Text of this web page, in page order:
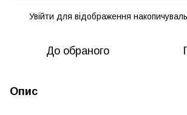
Увійти для відображення
До обраного
Опис